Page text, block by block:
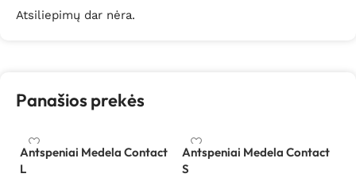
Atsiliepimų dar nėra.
Panašios prekės
Antspeniai Medela Contact
L
Antspeniai Medela Contact
S